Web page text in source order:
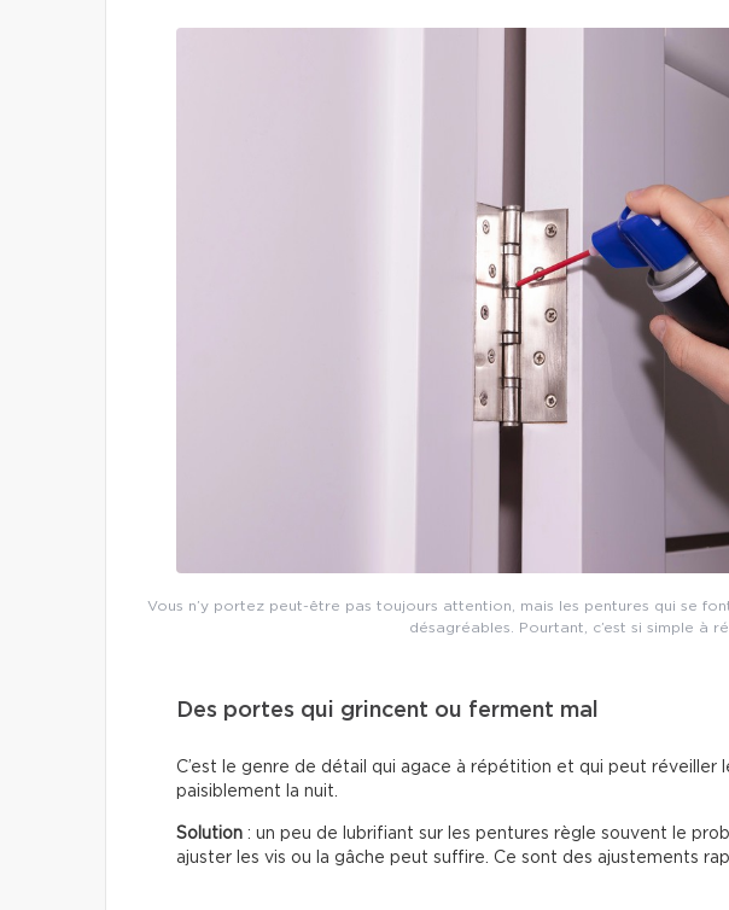
Vous n’y portez peut-être pas toujours attention, mais les pentures qui se
désagréables. Pourtant, c’est si simple à
Des portes qui grincent ou ferment mal
C’est le genre de détail qui agace à répétition et qui peut réveiller
paisiblement la nuit.
Solution : un peu de lubrifiant sur les pentures règle souvent le
ajuster les vis ou la gâche peut suffire. Ce sont des ajustements